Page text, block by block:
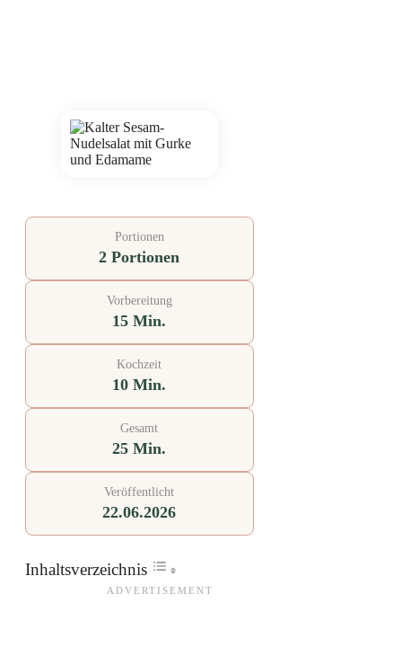
Portionen
2 Portionen
Vorbereitung
15 Min.
Kochzeit
10 Min.
Gesamt
25 Min.
Veröffentlicht
22.06.2026
Inhaltsverzeichnis